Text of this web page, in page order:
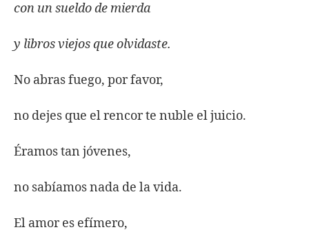
con un sueldo de mierda
y libros viejos que olvidaste.
No abras fuego, por favor,
no dejes que el rencor te nuble el juicio.
Éramos tan jóvenes,
no sabíamos nada de la vida.
El amor es efímero,